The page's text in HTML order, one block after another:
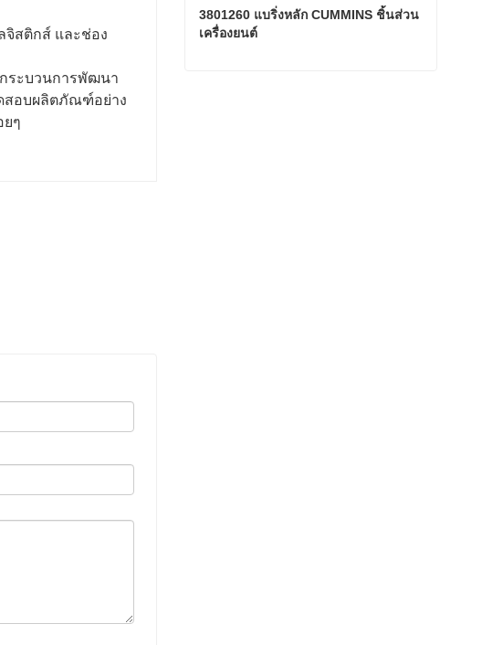
จิสติกส์ และช่อง
ระบวนการพัฒนา
สอบผลิตภัณฑ์อย่าง
ๆ
3801260 แบริ่งหลัก CUMMINS ชิ้นส่วน
เครื่องยนต์